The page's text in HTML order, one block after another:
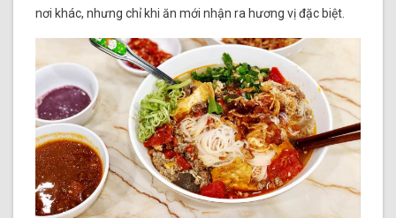
nơi khác, nhưng chỉ khi ăn mới nhận ra hương vị đặc biệt.